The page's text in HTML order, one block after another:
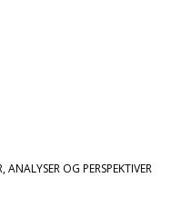
OG PERSPEKTIVER